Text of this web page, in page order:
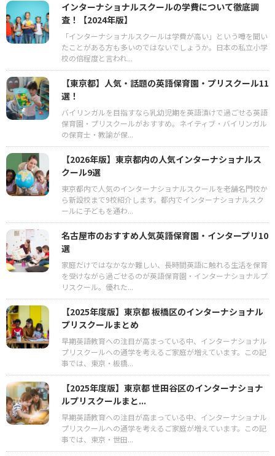
インターナショナルスクールの学費について徹底調
査！【2024年版】
「インターナショナルスクールは学費が高い」という噂を聞い
たことがある方も多いのではないでしょうか。日本の私立小学
校の倍程度と言われ...
【東京都】人気・話題の英語保育園・プリスクール11
選！
バイリンガルを目指すなら乳幼児期を英語漬けで過ごせる英語
保育園・プリスクールがおすすめ。ネイティブ・バイリンガル
の保育士・教諭が保...
【2026年版】東京都内の人気インターナショナルス
クール9選
東京都内で人気のインターナショナルスクールを老舗名門校か
ら新設校まで9校紹介します。都内でインターナショナルスク
ールに子どもを通わ...
名古屋市のおすすめ人気英語保育園・インタープリ10
選
家庭だけではなかなか難しい、長時間英語に触れる生活を保育
を受けながら過ごせるのが英語保育園・インターナショナルプ
リスクール。優れた...
【2025年度版】東京都 板橋区のインターナショナル
プリスクールまとめ
早期英語教育への注目が高まっている中、インターナショナル
プリスクールへの通学を考えるご家庭が増えています。この記
事では、東京・板橋...
【2025年度版】東京都 世田谷区のインターナショナ
ルプリスクールまと...
早期英語教育への注目が高まっている中、インターナショナル
プリスクールへの通学を考えるご家庭が増えています。この記
事では、東京・世田...